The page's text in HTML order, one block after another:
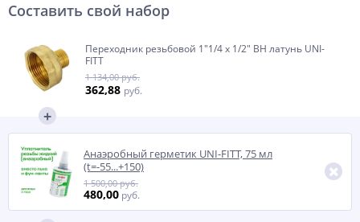
Составить свой набор
Переходник резьбовой 1"1/4 x 1/2" ВН латунь UNI-
FITT
1 134,00 руб.
362,88 руб.
Анаэробный герметик UNI-FITT, 75 мл
(t=-55...+150)
480,00 руб.
1 500,00 руб.